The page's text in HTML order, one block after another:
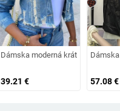
v páse
Dámska moderná krátka
39.21 € 57.08€